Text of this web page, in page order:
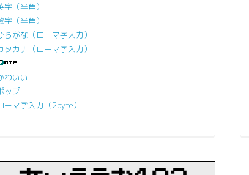
字（半角）
字（半角）
らがな（ローマ字入力）
タカナ（ローマ字入力）
わいい
ップ
ーマ字入力（2byte）